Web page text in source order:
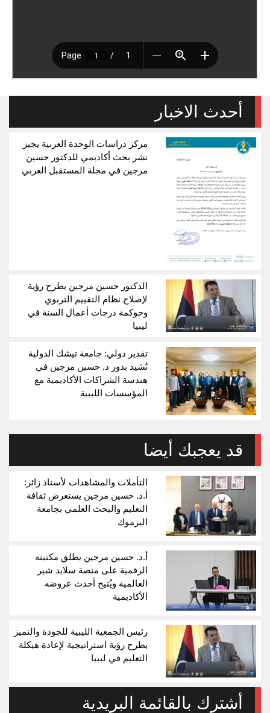
أحدث الاخبار
مركز دراسات الوحدة العربية يجيز
نشر بحث أكاديمي للدكتور حسين
مرجين في مجلة المستقبل العربي
الدكتور حسين مرجين يطرح رؤية
لإصلاح نظام التقييم التربوي
وحوكمة درجات أعمال السنة في
ليبيا
تقدير دولي: جامعة تيشك الدولية
تُشيد بدور د. حسين مرجين في
هندسة الشراكات الأكاديمية مع
المؤسسات الليبية
قد يعجبك أيضا
التأملات والمشاهدات لأستاذ زائر:
أ.د. حسين مرجين يستعرض ثقافة
التعليم والبحث العلمي بجامعة
اليرموك
أ.د. حسين مرجين يطلق مكتبته
الرقمية على منصة سلايد شير
العالمية ويُتيح أحدث عروضه
الأكاديمية
رئيس الجمعية الليبية للجودة والتميز
يطرح رؤية استراتيجية لإعادة هيكلة
التعليم في ليبيا
أشترك بالقائمة البريدية